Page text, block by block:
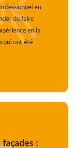
en
de faire
en la
qui ont été
: